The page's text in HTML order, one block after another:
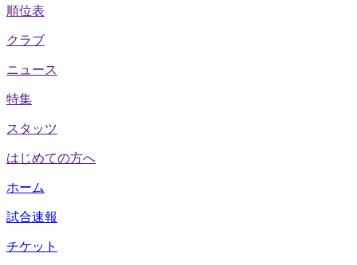
順位表
クラブ
ニュース
特集
スタッツ
はじめての方へ
ホーム
試合速報
チケット